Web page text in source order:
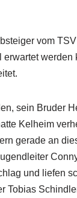
vom
werden
sein Bruder
Kelheim
gerade an
und liefen
Tobias